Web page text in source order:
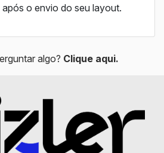
o envio do seu layout.
algo? Clique aqui.